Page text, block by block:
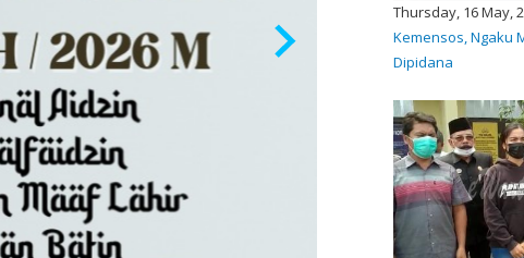
Thursday, 16 May,
Kemensos, Ngaku
Dipidana